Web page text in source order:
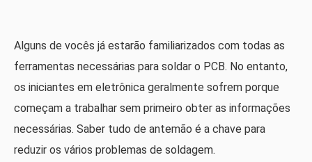
Alguns de vocês já estarão familiarizados com todas as
ferramentas necessárias para soldar o PCB. No entanto,
os iniciantes em eletrônica geralmente sofrem porque
começam a trabalhar sem primeiro obter as informações
necessárias. Saber tudo de antemão é a chave para
reduzir os vários problemas de soldagem.